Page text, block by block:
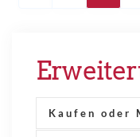
Kaufen oder